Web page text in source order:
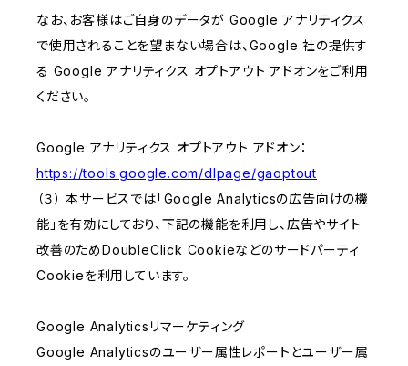
なお、お客様はご自身のデータが Google アナリティクス
で使用されることを望まない場合は、Google 社の提供す
る Google アナリティクス オプトアウト アドオンをご利用
ください。
Google アナリティクス オプトアウト アドオン：
https://tools.google.com/dlpage/gaoptout
（３） 本サービスでは「Google Analyticsの広告向けの機
能」を有効にしており、下記の機能を利用し、広告やサイト
改善のためDoubleClick Cookieなどのサードパーティ
Cookieを利用しています。
Google Analyticsリマーケティング
Google Analyticsのユーザー属性レポートとユーザー属